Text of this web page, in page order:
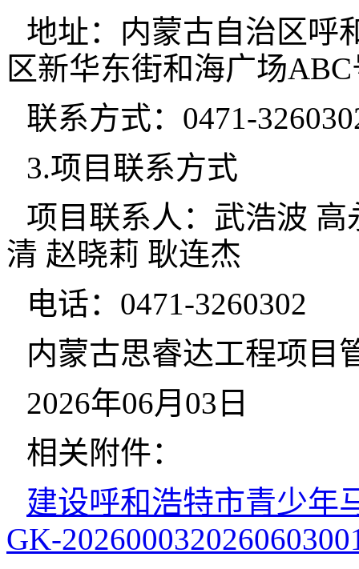
地址：内蒙古自治区呼
区新华东街和海广场
联系方式：0471-
3.项目联系方式
项目联系人：武浩波
清 赵晓莉 耿连杰
电话：0471-3260302
内蒙古思睿达工程项目
2026年06月03日
相关附件：
建设呼和浩特市青少年
GK-